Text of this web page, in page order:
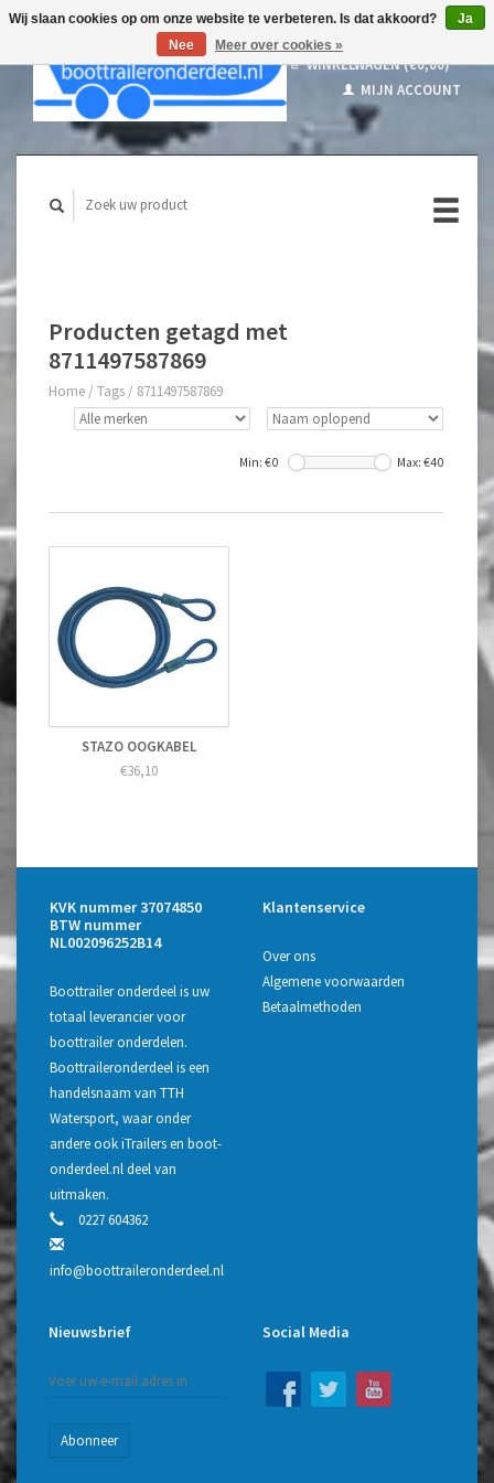
WINKELWAGEN (€0,00)
MIJN ACCOUNT
Producten getagd met
8711497587869
Home / Tags / 8711497587869
Min: €0 Max: €40
STAZO OOGKABEL
€36,10
KVK nummer 37074850
BTW nummer
NL002096252B14
Boottrailer onderdeel is uw
totaal leverancier voor
boottrailer onderdelen.
Boottraileronderdeel is een
handelsnaam van TTH
Watersport, waar onder
andere ook iTrailers en boot-
onderdeel.nl deel van
uitmaken.
0227 604362
info@boottraileronderdeel.nl
Klantenservice
Over ons
Algemene voorwaarden
Betaalmethoden
Nieuwsbrief
Abonneer
Social Media
Wij slaan cookies op om onze website te verbeteren. Is dat akkoord?
Ja
Nee
Meer over cookies »